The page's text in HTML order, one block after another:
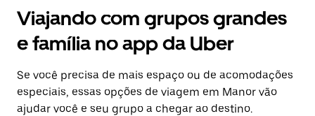
Viajando com grupos grandes
e família no app da Uber
Se você precisa de mais espaço ou de acomodações
especiais, essas opções de viagem em Manor vão
ajudar você e seu grupo a chegar ao destino.